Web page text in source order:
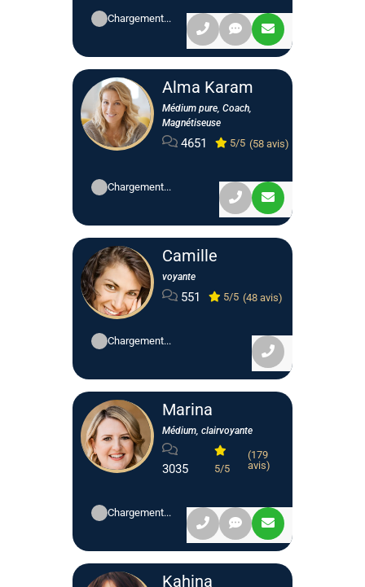
Chargement...
Alma Karam
Médium pure, Coach,
Magnétiseuse
4651 5/5 (58 avis)
Chargement...
Camille
voyante
551 5/5 (48 avis)
Chargement...
Marina
Médium, clairvoyante
3035 5/5
(179
avis)
Chargement...
Kahina